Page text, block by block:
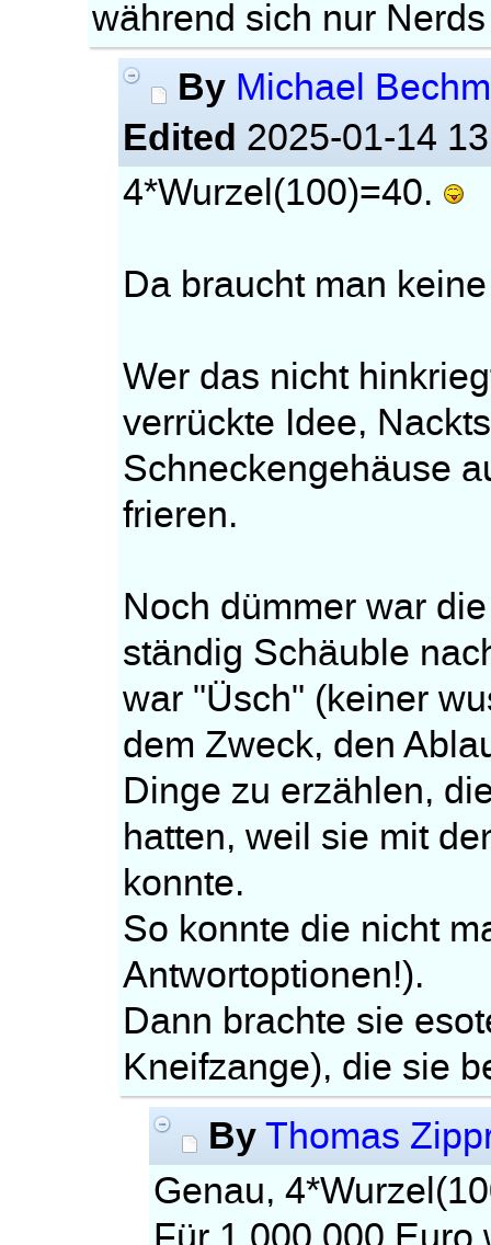
während sich nur
By Michael
Edited 2025-01-14
4*Wurzel(100)=40.
Da braucht man
Wer das nicht
verrückte Idee,
Schneckengehäuse
frieren.
Noch dümmer war
ständig Schäuble
war "Üsch" (keiner
dem Zweck, den
Dinge zu erzählen,
hatten, weil sie mit
konnte.
So konnte die nicht
Antwortoptionen!).
Dann brachte sie
Kneifzange), die sie
By Thomas
Genau,